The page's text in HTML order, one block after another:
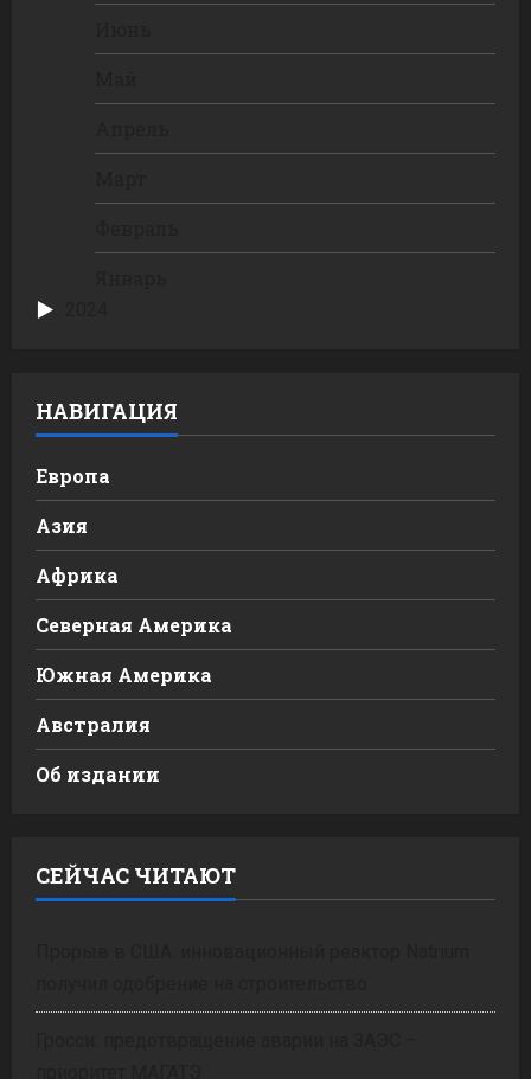
НАВИГАЦИЯ
Европа
Азия
Африка
Северная Америка
Южная Америка
Австралия
Об издании
СЕЙЧАС ЧИТАЮТ